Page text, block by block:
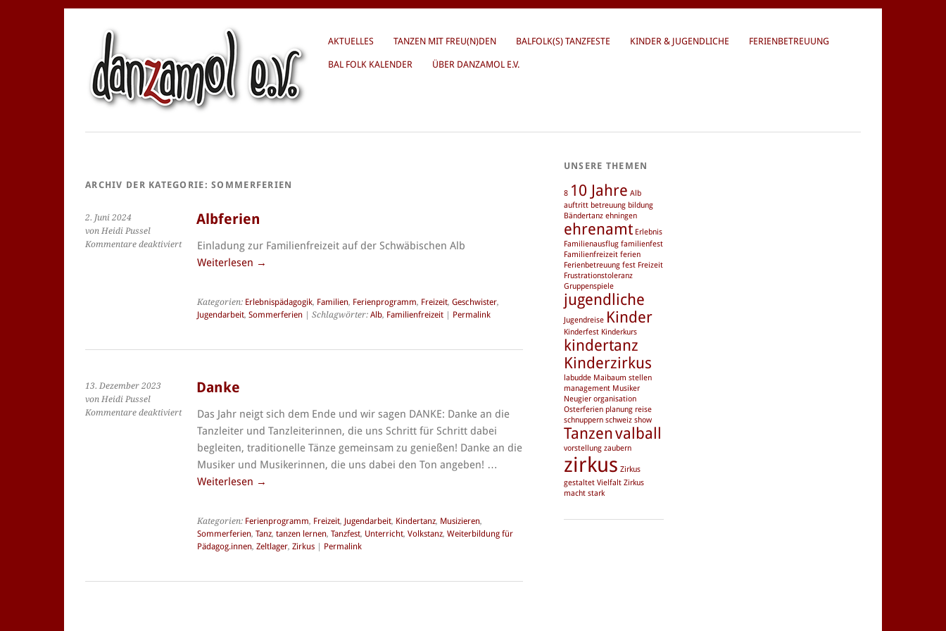
AKTUELLES TANZEN MIT FREU(N)DEN BALFOLK(S) TANZFESTE KINDER & JUGENDLICHE FERIENBETREUUNG
BAL FOLK KALENDER ÜBER DANZAMOL E.V.
ARCHIV DER KATEGORIE:SOMMERFERIEN
2. Juni 2024
von Heidi Pussel
Kommentare deaktiviertfür
Albferien
Albferien
Einladung zur Familienfreizeit auf der Schwäbischen Alb
Weiterlesen →
Kategorien: Erlebnispädagogik, Familien, Ferienprogramm, Freizeit, Geschwister,
Jugendarbeit, Sommerferien| Schlagwörter: Alb, Familienfreizeit| Permalink
13. Dezember 2023
von Heidi Pussel
Kommentare deaktiviertfür
Danke
Danke
Das Jahr neigt sich dem Ende und wir sagen DANKE: Danke an die
Tanzleiter und Tanzleiterinnen, die uns Schritt für Schritt dabei
begleiten, traditionelle Tänze gemeinsam zu genießen! Danke an die
Musiker und Musikerinnen, die uns dabei den Ton angeben! …
Weiterlesen →
Kategorien: Ferienprogramm, Freizeit, Jugendarbeit, Kindertanz, Musizieren,
Sommerferien, Tanz, tanzen lernen, Tanzfest, Unterricht, Volkstanz, Weiterbildung für
Pädagog.innen, Zeltlager, Zirkus| Permalink
UNSERE THEMEN
8 10 Jahre Alb
auftritt betreuung bildung
Bändertanz ehningen
ehrenamt Erlebnis
Familienausflug familienfest
Familienfreizeit ferien
Ferienbetreuung fest Freizeit
Frustrationstoleranz
Gruppenspiele
jugendliche
Jugendreise Kinder
Kinderfest Kinderkurs
kindertanz
Kinderzirkus
labudde Maibaum stellen
management Musiker
Neugier organisation
Osterferien planung reise
schnuppern schweiz show
Tanzenvalball
vorstellung zaubern
zirkus Zirkus
gestaltet Vielfalt Zirkus
macht stark